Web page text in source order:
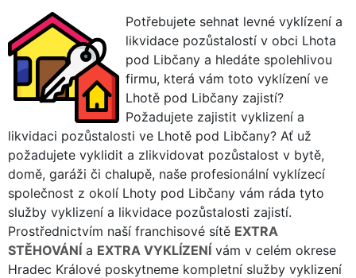
Potřebujete sehnat levné vyklízení a
likvidace pozůstalostí v obci Lhota
pod Libčany a hledáte spolehlivou
firmu, která vám toto vyklízení ve
Lhotě pod Libčany zajistí?
Požadujete zajistit vyklizení a
likvidaci pozůstalosti ve Lhotě pod Libčany? Ať už
požadujete vyklidit a zlikvidovat pozůstalost v bytě,
domě, garáži či chalupě, naše profesionální vyklízecí
společnost z okolí Lhoty pod Libčany vám ráda tyto
služby vyklizení a likvidace pozůstalosti zajistí.
Prostřednictvím naší franchisové sítě EXTRA
STĚHOVÁNÍ a EXTRA VYKLÍZENÍ vám v celém okrese
Hradec Králové poskytneme kompletní služby vyklizení